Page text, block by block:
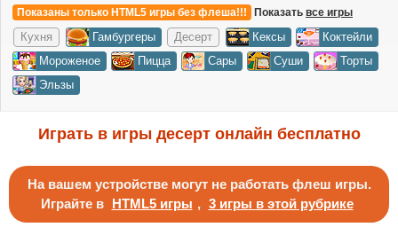
Показаны только HTML5 игры без флеша!!! Показать все игры
Кухня Гамбургеры Десерт Кексы
Коктейли
Мороженое
Пицца Сары Суши
Торты
Эльзы
Играть в игры десерт онлайн бесплатно
На вашем устройстве могут не работать флеш игры.
Играйте в HTML5 игры , 3 игры в этой рубрике